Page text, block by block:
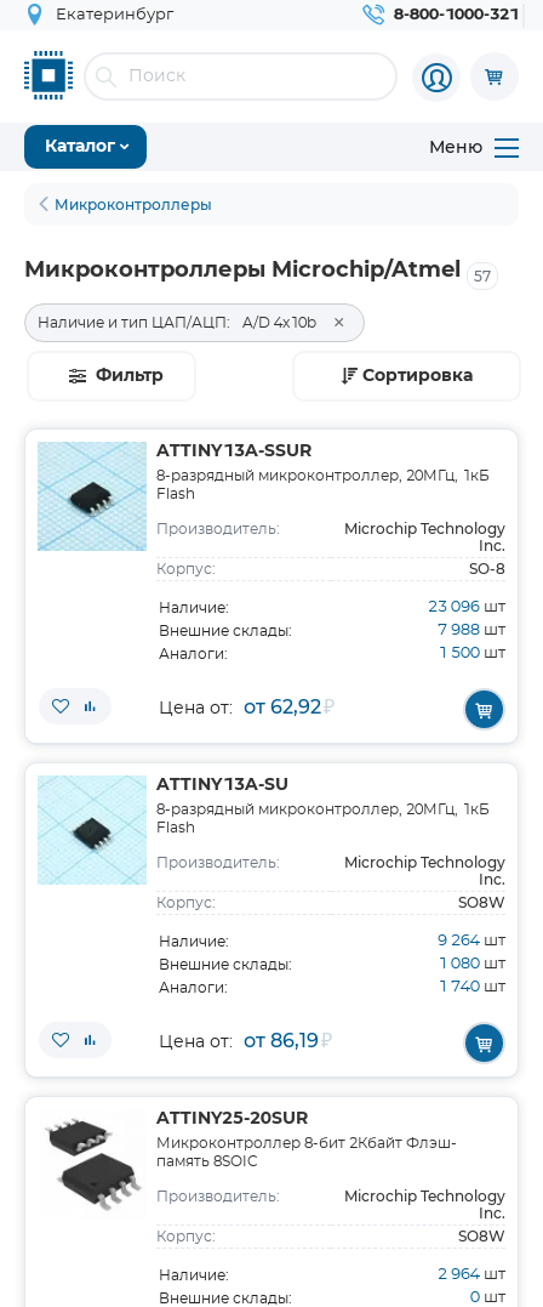
Екатеринбург 8-800-1000-321
Каталог Меню
Микроконтроллеры
Микроконтроллеры Microchip/Atmel 57
Наличие и тип ЦАП/АЦП: A/D 4x10b ×
Фильтр Сортировка
ATTINY13A-SSUR
8-разрядный микроконтроллер, 20МГц, 1кБ
Flash
Производитель:
Microchip Technology
Inc.
Корпус: SO-8
Наличие: 23 096 шт
Внешние склады: 7 988 шт
Аналоги: 1 500 шт
Цена от: от 62,92₽
ATTINY13A-SU
8-разрядный микроконтроллер, 20МГц, 1кБ
Flash
Производитель:
Microchip Technology
Inc.
Корпус: SO8W
Наличие: 9 264 шт
Внешние склады: 1 080 шт
Аналоги: 1 740 шт
Цена от: от 86,19₽
ATTINY25-20SUR
Микроконтроллер 8-бит 2Кбайт Флэш-
память 8SOIC
Производитель:
Microchip Technology
Inc.
Корпус: SO8W
Наличие: 2 964 шт
Внешние склады: 0 шт